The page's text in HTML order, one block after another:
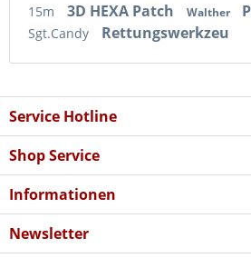
15m
3D HEXA Patch Walther
Sgt.Candy Rettungswerkzeu
Service Hotline
Shop Service
Informationen
Newsletter